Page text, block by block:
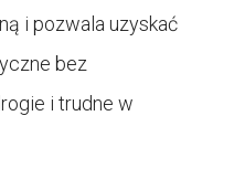
i pozwala uzyskać
bez
i trudne w